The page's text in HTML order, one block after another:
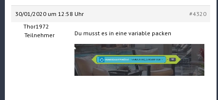
30/01/2020 um 12:58 Uhr
#4320
Thor1972
Teilnehmer
Du musst es in eine variable packen